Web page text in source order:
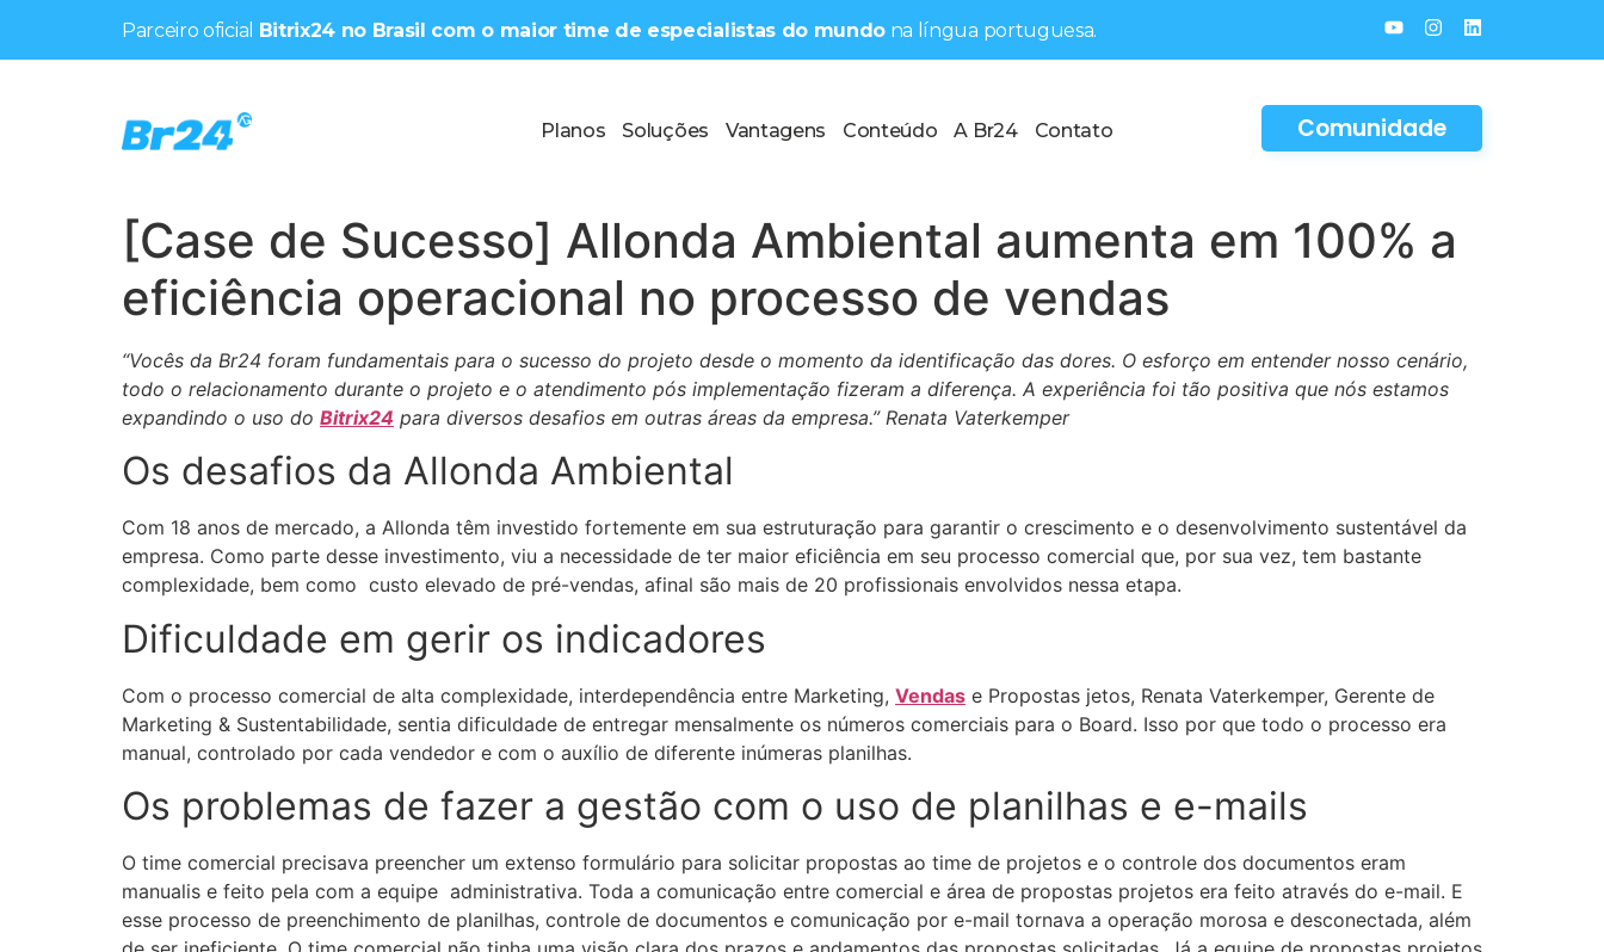
Parceiro oficial Bitrix24 no Brasil com o maior time de especialistas do mundo na língua portuguesa.
Planos Soluções Vantagens Conteúdo A Br24 Contato Comunidade
[Case de Sucesso] Allonda Ambiental aumenta em 100% a
eficiência operacional no processo de vendas
“Vocês da Br24 foram fundamentais para o sucesso do projeto desde o momento da identificação das dores. O esforço em entender nosso cenário,
todo o relacionamento durante o projeto e o atendimento pós implementação fizeram a diferença. A experiência foi tão positiva que nós estamos
expandindo o uso do Bitrix24 para diversos desafios em outras áreas da empresa.” Renata Vaterkemper
Os desafios da Allonda Ambiental
Com 18 anos de mercado, a Allonda têm investido fortemente em sua estruturação para garantir o crescimento e o desenvolvimento sustentável da
empresa. Como parte desse investimento, viu a necessidade de ter maior eficiência em seu processo comercial que, por sua vez, tem bastante
complexidade, bem como custo elevado de pré-vendas, afinal são mais de 20 profissionais envolvidos nessa etapa.
Dificuldade em gerir os indicadores
Com o processo comercial de alta complexidade, interdependência entre Marketing, Vendas e Propostas jetos, Renata Vaterkemper, Gerente de
Marketing & Sustentabilidade, sentia dificuldade de entregar mensalmente os números comerciais para o Board. Isso por que todo o processo era
manual, controlado por cada vendedor e com o auxílio de diferente inúmeras planilhas.
Os problemas de fazer a gestão com o uso de planilhas e e-mails
O time comercial precisava preencher um extenso formulário para solicitar propostas ao time de projetos e o controle dos documentos eram
manualis e feito pela com a equipe administrativa. Toda a comunicação entre comercial e área de propostas projetos era feito através do e-mail. E
esse processo de preenchimento de planilhas, controle de documentos e comunicação por e-mail tornava a operação morosa e desconectada, além